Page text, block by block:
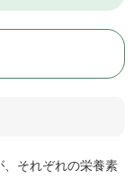
、それぞれの栄養素